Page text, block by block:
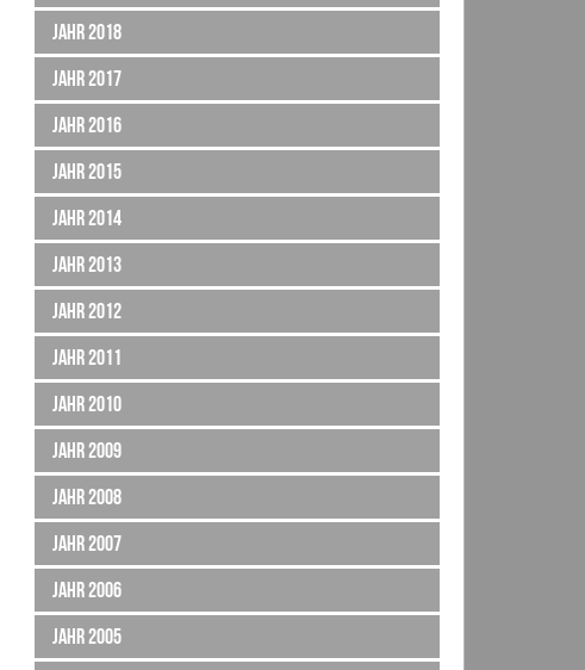
Jahr 2018
Jahr 2017
Jahr 2016
Jahr 2015
Jahr 2014
Jahr 2013
Jahr 2012
Jahr 2011
Jahr 2010
Jahr 2009
Jahr 2008
Jahr 2007
Jahr 2006
Jahr 2005